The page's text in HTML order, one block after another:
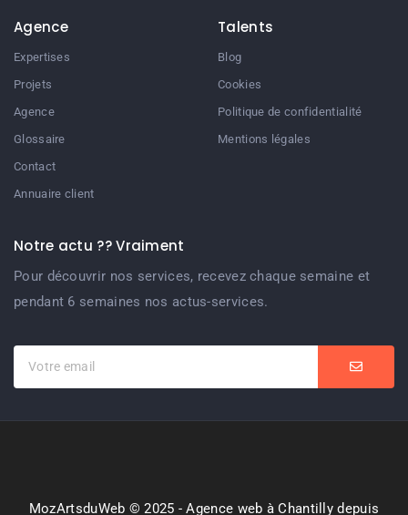
Agence
Expertises
Projets
Agence
Glossaire
Contact
Annuaire client
Talents
Blog
Cookies
Politique de confidentialité
Mentions légales
Notre actu ?? Vraiment
Pour découvrir nos services, recevez chaque semaine et
pendant 6 semaines nos actus-services.
MozArtsduWeb © 2025 - Agence web à Chantilly depuis